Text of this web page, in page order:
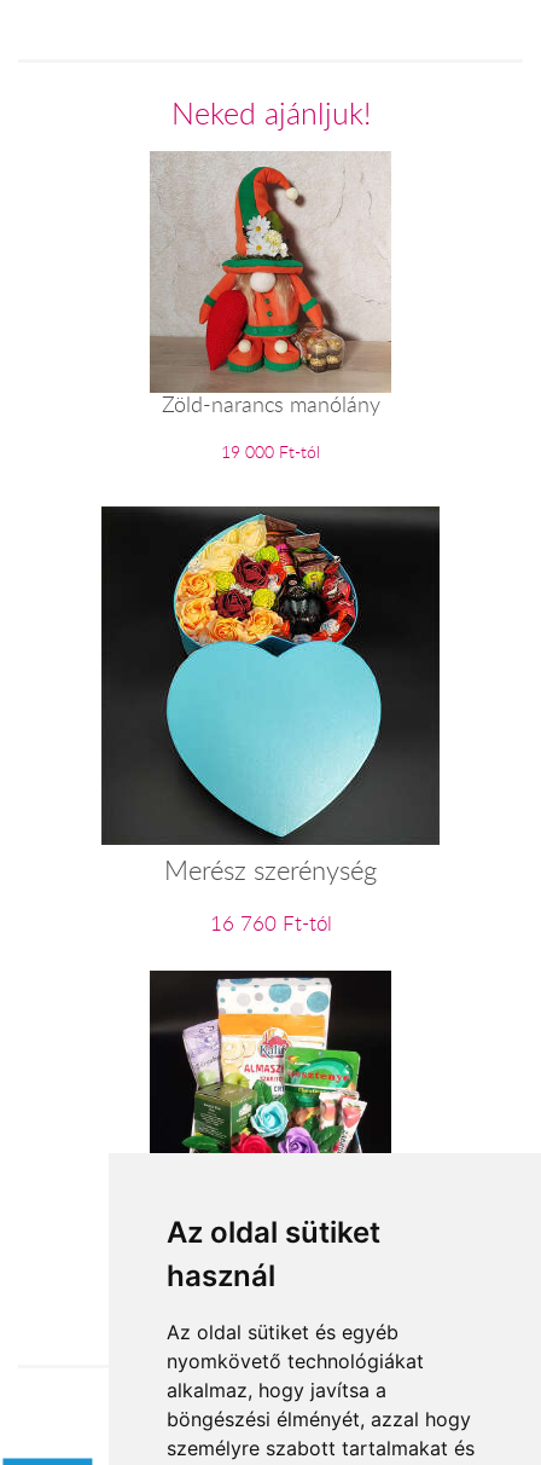
Az oldal sütiket
használ
Az oldal sütiket és egyéb
nyomkövető technológiákat
alkalmaz, hogy javítsa a
böngészési élményét, azzal hogy
személyre szabott tartalmakat és
Neked ajánljuk!
Zöld-narancs manólány
19 000 Ft-tól
Merész szerénység
16 760 Ft-tól
VEGA ajándék csomag
14 000 Ft-tól
Elfogadott fizetési módok